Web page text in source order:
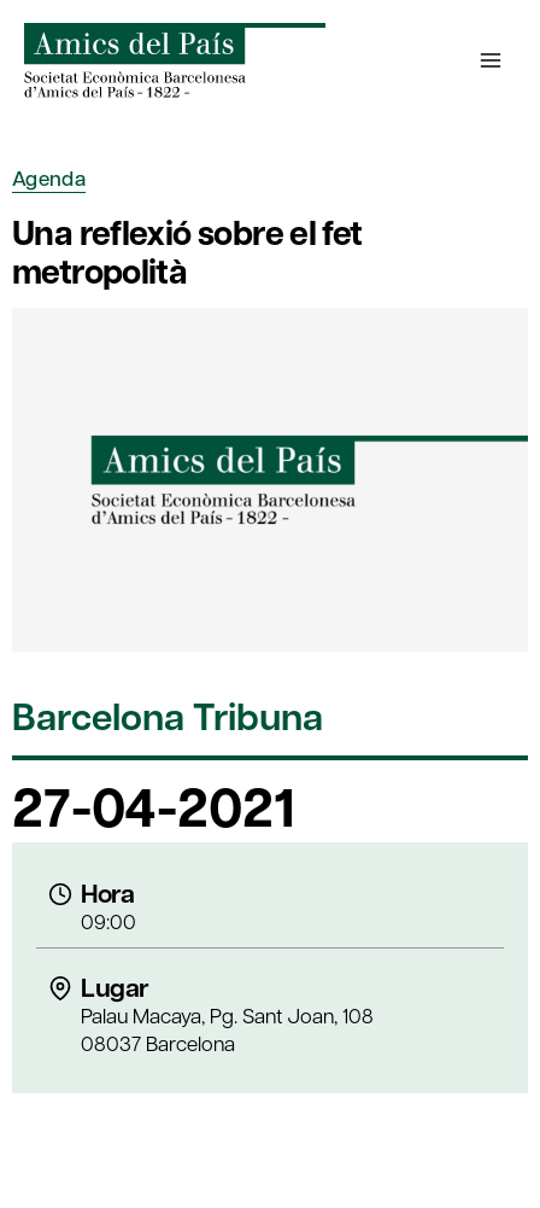
content
Agenda
Una reflexió sobre el fet
metropolità
Barcelona Tribuna
27-04-2021
Hora
09:00
Lugar
Palau Macaya, Pg. Sant Joan, 108
08037 Barcelona